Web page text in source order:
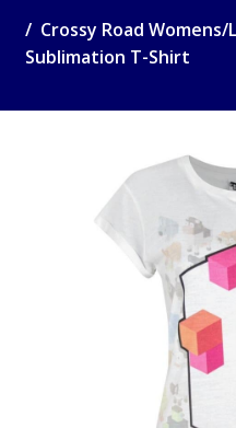
Crossy Road
Sublimation T-Shirt